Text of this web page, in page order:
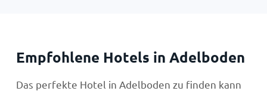
Empfohlene Hotels in Adelboden
Das perfekte Hotel in Adelboden zu finden kann